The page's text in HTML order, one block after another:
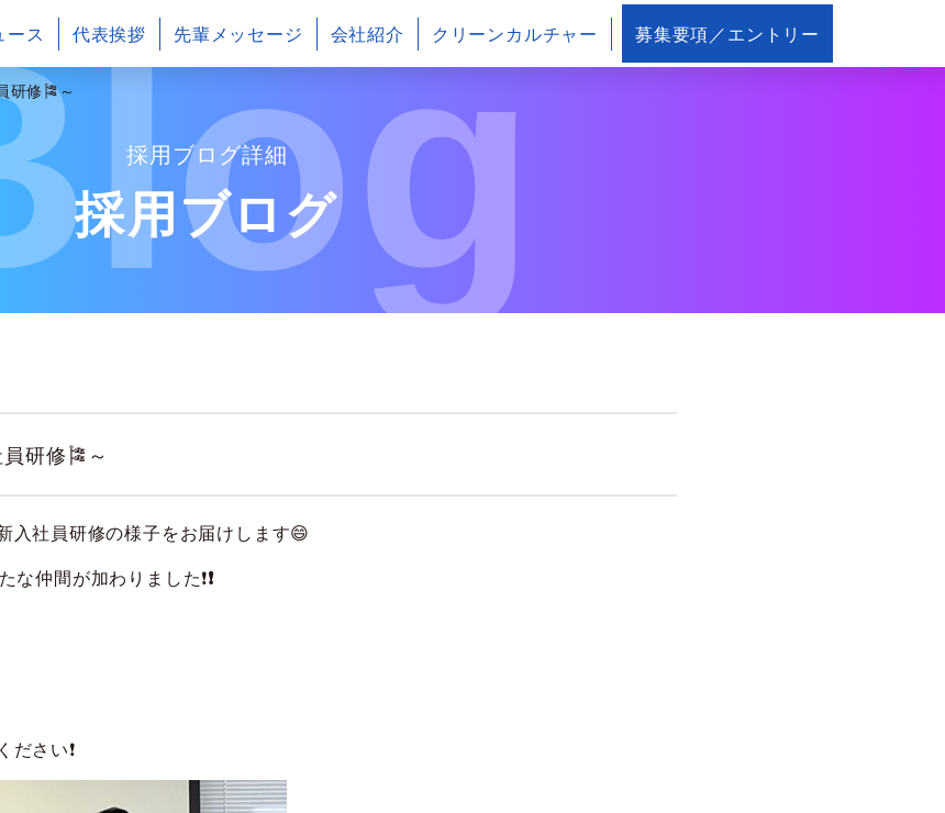
ース 代表挨拶 先輩メッセージ 会社紹介 クリーンカルチャー 募集要項／エントリー
研修🎏～
採用ブログ詳細
採用ブログ
研修🎏～
入社員研修の様子をお届けします😄
な仲間が加わりました❗❗
さい❗